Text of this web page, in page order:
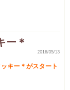
ー＊
2016/05/13
キー＊がスタート